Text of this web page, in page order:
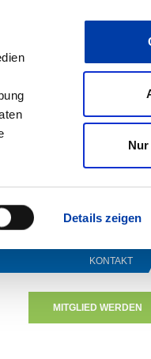
Details zeigen
KONTAKT
MITGLIED WERDEN